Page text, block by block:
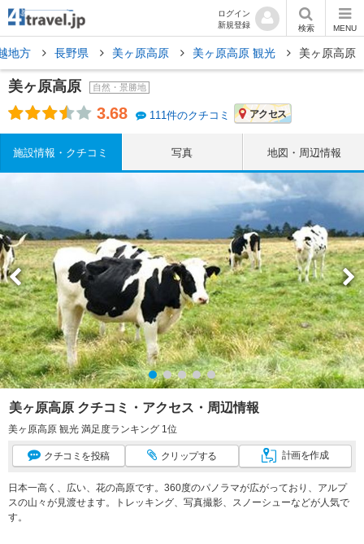
ログイン
新規登録
検索 MENU
地方 長野県 美ヶ原高原 美ヶ原高原 観光 美ヶ原高原
美ヶ原高原 自然・景勝地
3.68 111件のクチコミ アクセス
施設情報・クチコミ 写真 地図・周辺情報
美ヶ原高原 クチコミ・アクセス・周辺情報
美ヶ原高原 観光 満足度ランキング 1位
クチコミ を投稿 クリップする 計画を作成
日本一高く、広い、花の高原です。360度のパノラマが広がっており、アルプ
スの山々が見渡せます。トレッキング、写真撮影、スノーシューなどが人気で
す。